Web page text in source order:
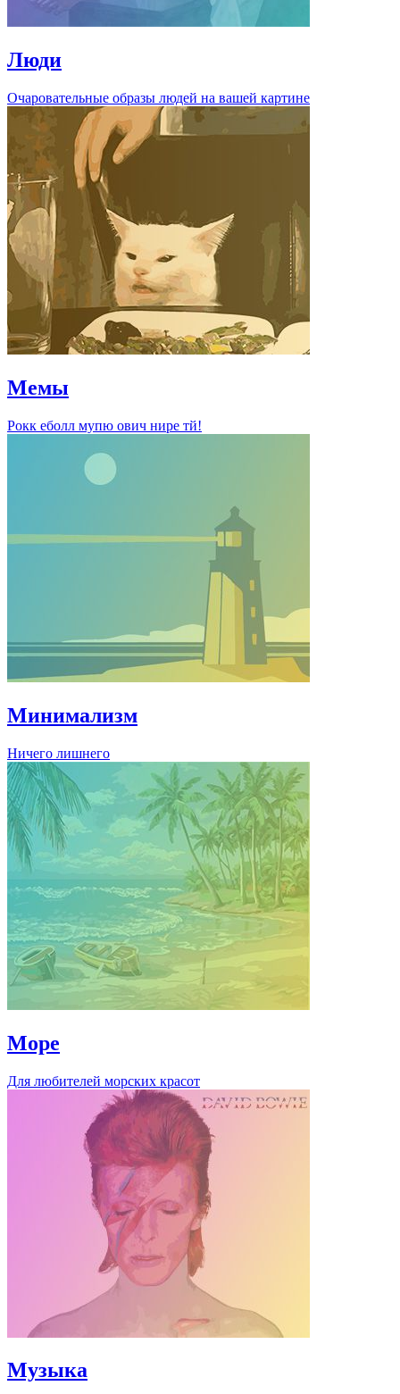
Люди
Очаровательные образы людей на вашей картине
Мемы
Рокк еболл мупю ович нире тй!
Минимализм
Ничего лишнего
Море
Для любителей морских красот
Музыка